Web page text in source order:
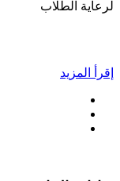
لرعاية الطلاب
إقرأ المزيد